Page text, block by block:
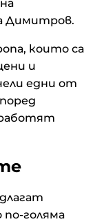
Димитров.
които са
и
едни от
голяма